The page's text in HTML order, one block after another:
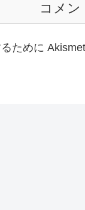
コメン
ために